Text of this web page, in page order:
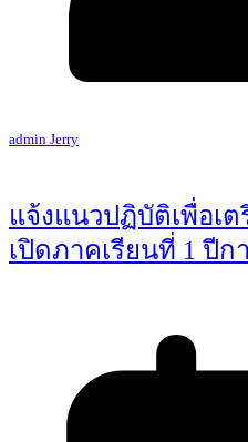
admin Jerry
แจ้งแนวปฏิบัติเพื่อเ
เปิดภาคเรียนที่ 1 ปีก